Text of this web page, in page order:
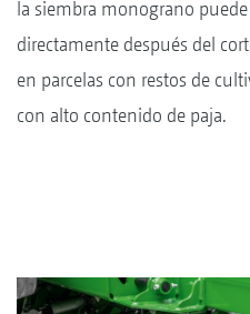
la siembra monograno
directamente después del
en parcelas con restos de
con alto contenido de paja.